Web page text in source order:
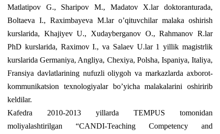
Matlatipov G., Sharipov M., Madatov X.lar doktoranturada,
Boltaeva I., Raximbayeva M.lar o’qituvchilar malaka oshirish
kurslarida, Khajiyev U., Xudayberganov O., Rahmanov R.lar
PhD kurslarida, Raximov I., va Salaev U.lar 1 yillik magistrlik
kurslarida Germaniya, Angliya, Chexiya, Polsha, Ispaniya, Italiya,
Fransiya davlatlarining nufuzli oliygoh va markazlarda axborot-
kommunikatsion texnologiyalar bo’yicha malakalarini oshiririb
keldilar.
Kafedra 2010-2013 yillarda TEMPUS tomonidan
moliyalashtirilgan “CANDI-Teaching Competency and